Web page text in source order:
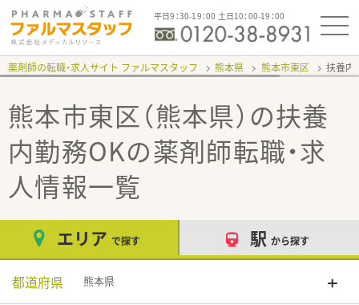
平日9：30-19：00 土日10：00-19：00
薬剤師の転職・求人サイト ファルマスタッフ 熊本県 熊本市東区 扶養内
熊本市東区（熊本県）の扶養
内勤務OKの薬剤師転職・求
人情報一覧
エリア で探す 駅 から探す
都道府県 熊本県